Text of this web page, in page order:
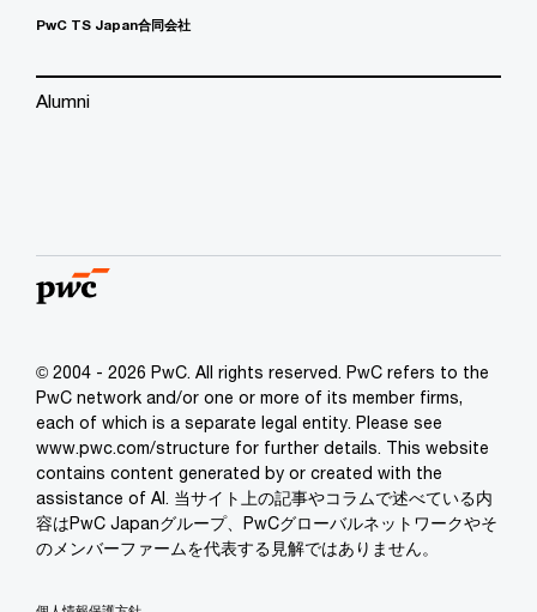
PwC TS Japan合同会社
Alumni
© 2004 - 2026 PwC. All rights reserved. PwC refers to the
PwC network and/or one or more of its member firms,
each of which is a separate legal entity. Please see
www.pwc.com/structure for further details. This website
contains content generated by or created with the
assistance of AI. 当サイト上の記事やコラムで述べている内
容はPwC Japanグループ、PwCグローバルネットワークやそ
のメンバーファームを代表する見解ではありません。